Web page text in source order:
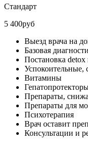
Стандарт
5 400руб
Выезд врача на
Базовая
Постановка
Успокоительные,
Витамины
Препараты,
Препараты для
Психотерапия
Врач оставит
Консультации и